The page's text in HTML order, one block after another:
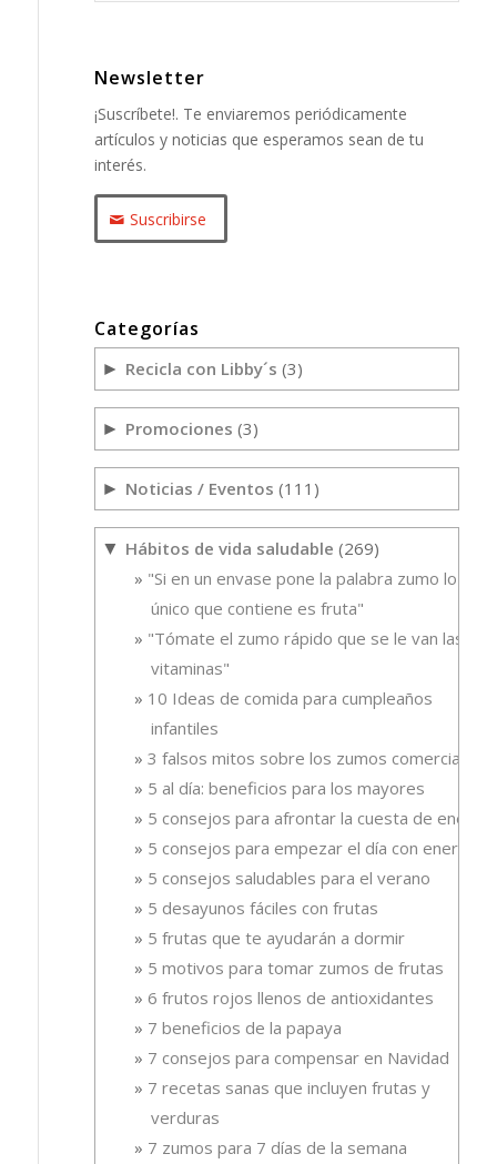
Newsletter
¡Suscríbete!. Te enviaremos periódicamente
artículos y noticias que esperamos sean de tu
interés.
Suscribirse
Categorías
► Recicla con Libby´s (3)
► Promociones (3)
► Noticias / Eventos (111)
▼ Hábitos de vida saludable (269)
"Si en un envase pone la palabra zumo lo
único que contiene es fruta"
"Tómate el zumo rápido que se le van las
vitaminas"
10 Ideas de comida para cumpleaños
infantiles
3 falsos mitos sobre los zumos comerciales
5 al día: beneficios para los mayores
5 consejos para afrontar la cuesta de enero
5 consejos para empezar el día con energía
5 consejos saludables para el verano
5 desayunos fáciles con frutas
5 frutas que te ayudarán a dormir
5 motivos para tomar zumos de frutas
6 frutos rojos llenos de antioxidantes
7 beneficios de la papaya
7 consejos para compensar en Navidad
7 recetas sanas que incluyen frutas y
verduras
7 zumos para 7 días de la semana